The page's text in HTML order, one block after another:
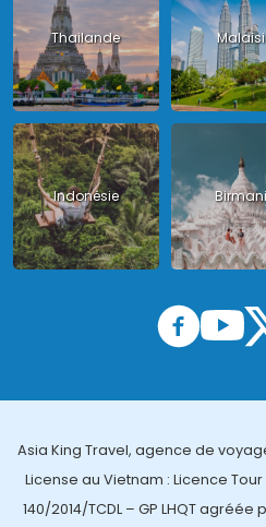
Thailande
Indonésie
Asia King Travel, agence de
License au Vietnam : Licence
140/2014/TCDL – GP LHQT